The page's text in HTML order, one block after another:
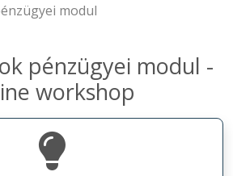
modul
pénzügyei modul -
workshop